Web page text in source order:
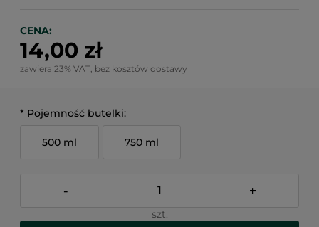
CENA:
14,00 zł
zawiera 23% VAT, bez kosztów dostawy
* Pojemność butelki:
500 ml 750 ml
- +
szt.